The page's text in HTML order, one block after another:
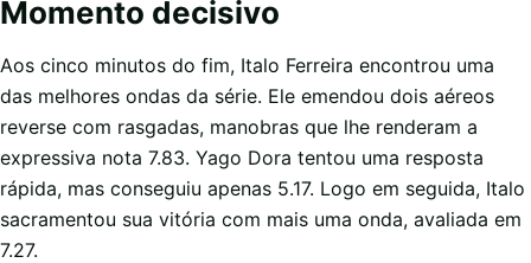
Momento decisivo
Aos cinco minutos do fim, Italo Ferreira encontrou uma
das melhores ondas da série. Ele emendou dois aéreos
reverse com rasgadas, manobras que lhe renderam a
expressiva nota 7.83. Yago Dora tentou uma resposta
rápida, mas conseguiu apenas 5.17. Logo em seguida, Italo
sacramentou sua vitória com mais uma onda, avaliada em
7.27.